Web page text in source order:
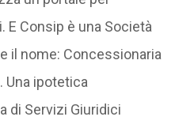
Consip è una Società
il nome: Concessionaria
Una ipotetica
di Servizi Giuridici